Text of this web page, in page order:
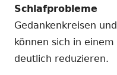
Schlafprobleme
Gedankenkreisen
können sich in
deutlich reduzieren.